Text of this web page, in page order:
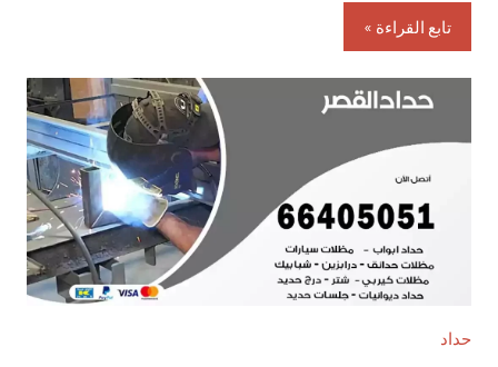
تابع القراءة
حداد